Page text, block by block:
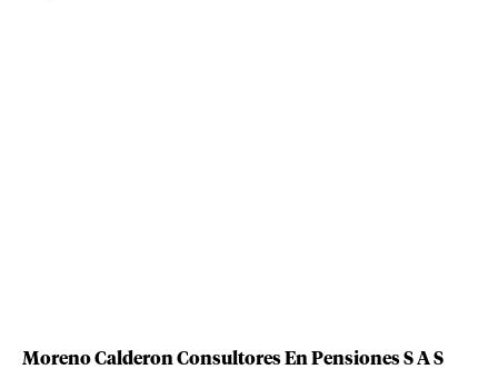
Moreno Calderon Consultores En Pensiones S A S